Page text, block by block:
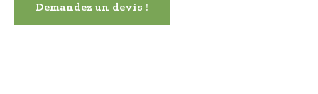
Demandez un devis !